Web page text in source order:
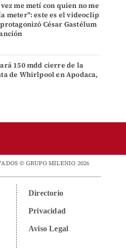
me metí con quien no me
meter": este es el videoclip
César Gastélum
150 mdd cierre de la
de Whirlpool en Apodaca,
© GRUPO MILENIO 2026
Directorio
Privacidad
Aviso Legal